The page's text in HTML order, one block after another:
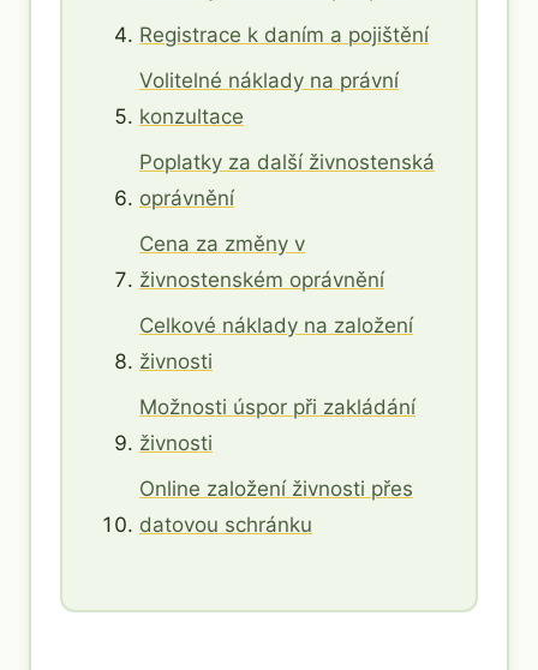
Registrace k daním a pojištění
Volitelné náklady na právní
konzultace
Poplatky za další živnostenská
oprávnění
Cena za změny v
živnostenském oprávnění
Celkové náklady na založení
živnosti
Možnosti úspor při zakládání
živnosti
Online založení živnosti přes
datovou schránku